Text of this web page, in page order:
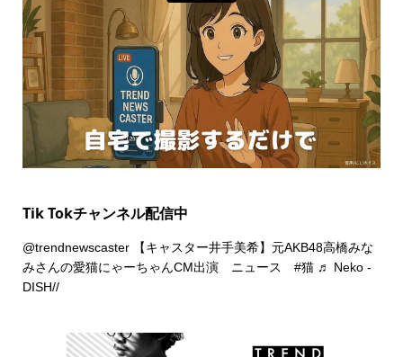
Tik Tokチャンネル配信中
@trendnewscaster【キャスター井手美希】元AKB48高橋みな
みさんの愛猫にゃーちゃんCM出演 ニュース #猫 ♬ Neko -
DISH//